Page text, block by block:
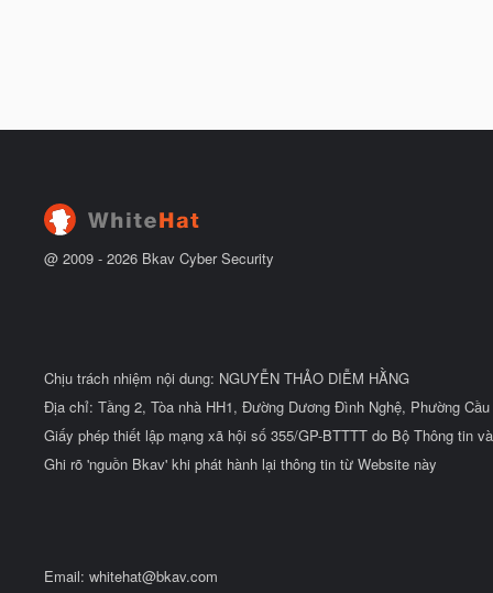
@ 2009 - 2026 Bkav Cyber Security
Chịu trách nhiệm nội dung: NGUYỄN THẢO DIỄM HẰNG
Địa chỉ: Tầng 2, Tòa nhà HH1, Đường Dương Đình Nghệ, Phường
Giấy phép thiết lập mạng xã hội số 355/GP-BTTTT do Bộ Thông tin
Ghi rõ 'nguồn Bkav' khi phát hành lại thông tin từ Website này
Email: whitehat@bkav.com